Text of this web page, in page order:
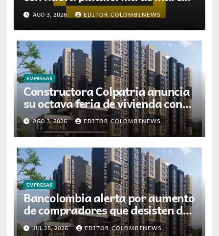
desarrollada por Digitas
Colombia
AGO 3, 2026 EDITOR COLOMBINEWS
EMPRESAS
Constructora Colpatria anuncia
su octava feria de vivienda con
promociones en agosto
AGO 3, 2026 EDITOR COLOMBINEWS
EMPRESAS
Bancolombia alerta por aumento
de compradores que desisten de
adquirir vivienda en Colombia
JUL 28, 2026 EDITOR COLOMBINEWS